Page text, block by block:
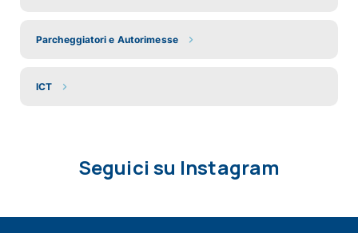
Parcheggiatori e Autorimesse
ICT
Seguici su Instagram